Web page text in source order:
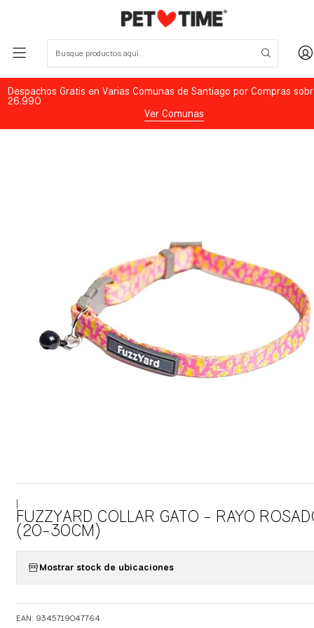
Despachos Gratis en Varias Comunas de Santiago por Compras
26.990
Ver Comunas
FUZZYARD COLLAR GATO - RAYO
(20-30CM)
Mostrar stock de ubicaciones
EAN: 9345719047764